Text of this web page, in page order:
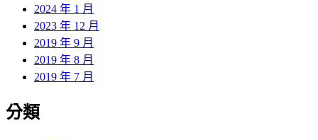
2024 年 1 月
2023 年 12 月
2019 年 9 月
2019 年 8 月
2019 年 7 月
分類